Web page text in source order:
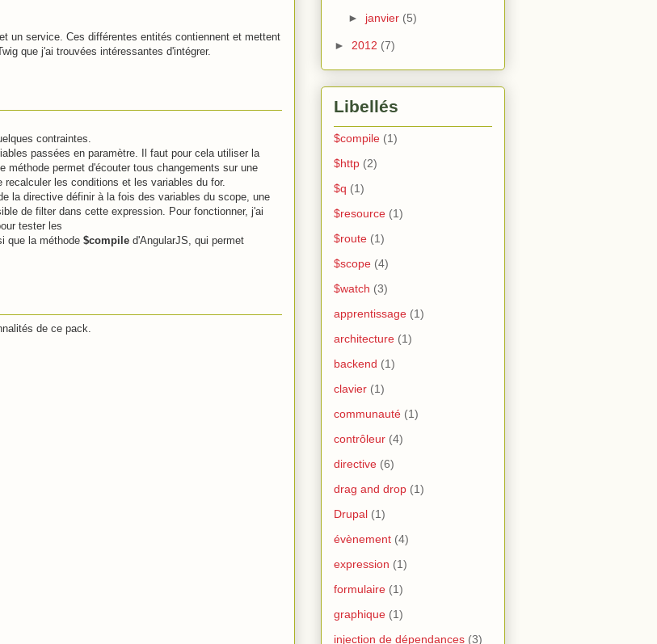
un service. Ces différentes entités contiennent et mettent
que j'ai trouvées intéressantes d'intégrer.
contraintes.
passées en paramètre. Il faut pour cela utiliser la
méthode permet d'écouter tous changements sur une
les conditions et les variables du for.
la directive définir à la fois des variables du scope, une
de filter dans cette expression. Pour fonctionner, j'ai
tester les
que la méthode $compile d'AngularJS, qui permet
de ce pack.
► janvier (5)
► 2012 (7)
Libellés
$compile (1)
$http (2)
$q (1)
$resource (1)
$route (1)
$scope (4)
$watch (3)
apprentissage (1)
architecture (1)
backend (1)
clavier (1)
communauté (1)
contrôleur (4)
directive (6)
drag and drop (1)
Drupal (1)
évènement (4)
expression (1)
formulaire (1)
graphique (1)
injection de dépendances (3)